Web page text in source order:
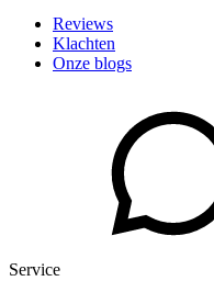
Reviews
Klachten
Onze blogs
Service